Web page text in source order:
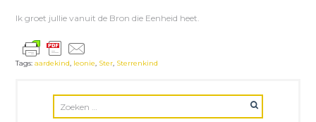
Ik groet jullie vanuit de Bron die Eenheid heet.
Tags:aardekind, leonie, Ster, Sterrenkind